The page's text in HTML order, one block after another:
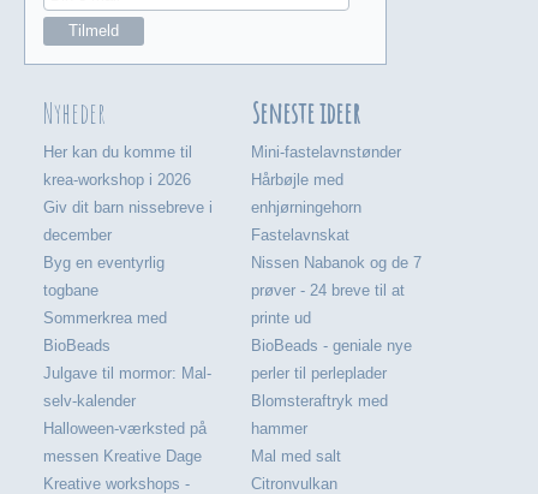
Nyheder
Her kan du komme til
krea-workshop i 2026
Giv dit barn nissebreve i
december
Byg en eventyrlig
togbane
Sommerkrea med
BioBeads
Julgave til mormor: Mal-
selv-kalender
Halloween-værksted på
messen Kreative Dage
Kreative workshops -
Seneste ideer
Mini-fastelavnstønder
Hårbøjle med
enhjørningehorn
Fastelavnskat
Nissen Nabanok og de 7
prøver - 24 breve til at
printe ud
BioBeads - geniale nye
perler til perleplader
Blomsteraftryk med
hammer
Mal med salt
Citronvulkan